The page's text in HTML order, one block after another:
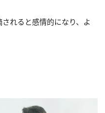
れると感情的になり、よ